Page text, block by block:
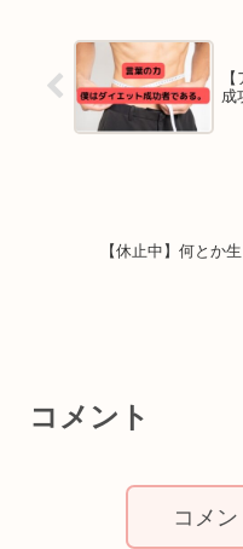
成
【休止中】何とか
コメント
コメ